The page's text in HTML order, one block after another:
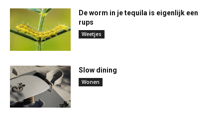
De worm in je tequila is eigenlijk een
rups
Weetjes
Slow dining
Wonen